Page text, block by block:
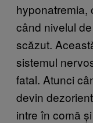
hyponatremia,
când nivelul
scăzut.
sistemul
fatal. Atunci
devin
intre în comă